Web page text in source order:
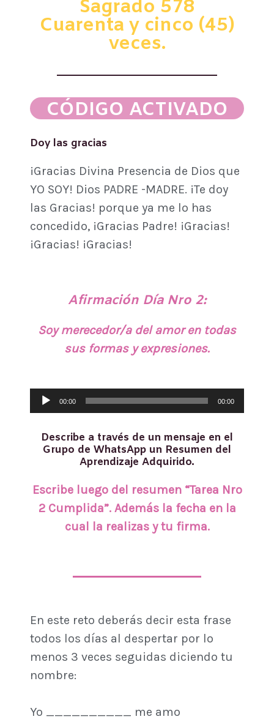
Sagrado 578
Cuarenta y cinco (45)
veces.
CÓDIGO ACTIVADO
Doy las gracias
¡Gracias Divina Presencia de Dios que
YO SOY! Dios PADRE -MADRE. ¡Te doy
las Gracias! porque ya me lo has
concedido, ¡Gracias Padre! ¡Gracias!
¡Gracias! ¡Gracias!
Afirmación Día Nro 2:
Soy merecedor/a del amor en todas
sus formas y expresiones.
Reproductor
de
00:00 00:00
Describe a través de un mensaje en el
Grupo de WhatsApp un Resumen del
Aprendizaje Adquirido.
Escribe luego del resumen “Tarea Nro
2 Cumplida”. Además la fecha en la
cual la realizas y tu firma.
En este reto deberás decir esta frase
todos los días al despertar por lo
menos 3 veces seguidas diciendo tu
nombre:
Yo __________ me amo